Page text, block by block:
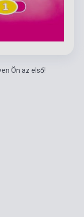
Ön az első!